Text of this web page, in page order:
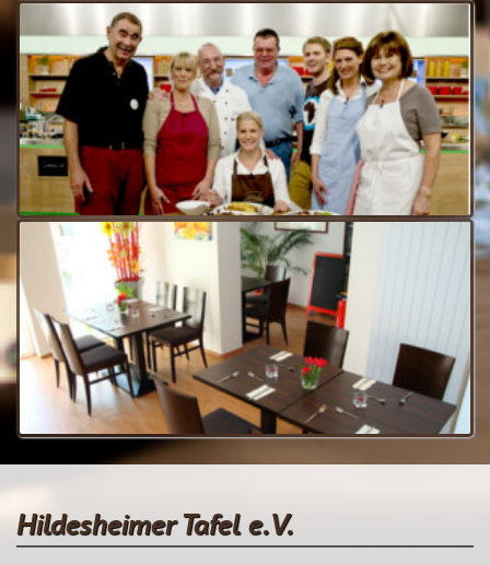
Hildesheimer Tafel e.V.